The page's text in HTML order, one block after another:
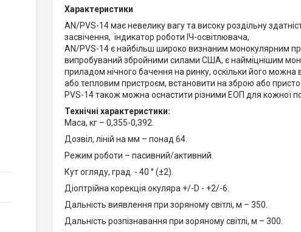
Характеристики
AN/PVS-14 має невелику вагу та високу роздільну
засвічення, індикатор роботи ІЧ-освітлювача,
AN/PVS-14 є найбільш широко визнаним монокулярним
випробуваний збройними силами США, є найміцнішим
приладом нічного бачення на ринку, оскільки його
або тепловим пристроєм, встановити на зброю або
PVS-14 також можна оснастити різними ЕОП для кожної
Технічні характеристики:
Маса, кг – 0,355-0,392.
Дозвіл, ліній на мм – понад 64.
Режим роботи – пасивний/активний.
Кут огляду, град. - 40 ° (±2).
Діоптрійна корекція окуляра +/-D - +2/-6.
Дальність виявлення при зоряному світлі, м – 350.
Дальність розпізнавання при зоряному світлі, м – 300.